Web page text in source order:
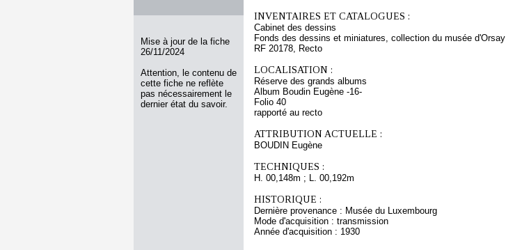
Mise à jour de la fiche
26/11/2024
Attention, le contenu de
cette fiche ne reflète
pas nécessairement le
dernier état du savoir.
INVENTAIRES ET CATALOGUES :
Cabinet des dessins
Fonds des dessins et miniatures, collection du musée d'Orsay
RF 20178, Recto
LOCALISATION :
Réserve des grands albums
Album Boudin Eugène -16-
Folio 40
rapporté au recto
ATTRIBUTION ACTUELLE :
BOUDIN Eugène
TECHNIQUES :
H. 00,148m ; L. 00,192m
HISTORIQUE :
Dernière provenance : Musée du Luxembourg
Mode d'acquisition : transmission
Année d'acquisition : 1930